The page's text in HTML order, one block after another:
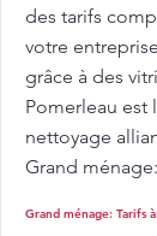
des tarifs
votre
grâce à des
Pomerleau est
nettoyage
Grand
Grand ménage: Tarifs